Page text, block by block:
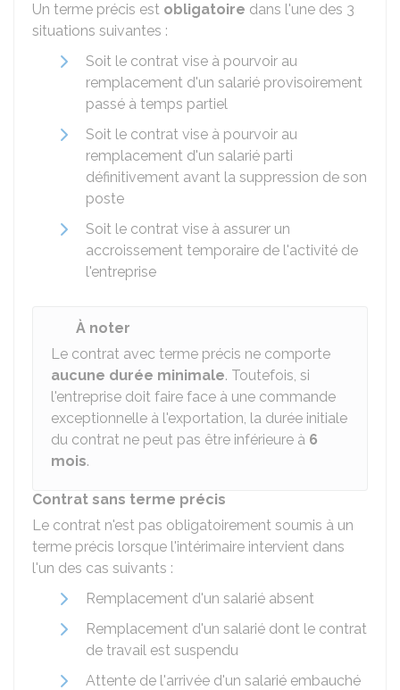
Un terme précis est obligatoire dans l'une des 3
situations suivantes :
Soit le contrat vise à pourvoir au
remplacement d'un salarié provisoirement
passé à temps partiel
Soit le contrat vise à pourvoir au
remplacement d'un salarié parti
définitivement avant la suppression de son
poste
Soit le contrat vise à assurer un
accroissement temporaire de l'activité de
l'entreprise
À noter
Le contrat avec terme précis ne comporte
aucune durée minimale. Toutefois, si
l'entreprise doit faire face à une commande
exceptionnelle à l'exportation, la durée initiale
du contrat ne peut pas être inférieure à 6
mois.
Contrat sans terme précis
Le contrat n'est pas obligatoirement soumis à un
terme précis lorsque l'intérimaire intervient dans
l'un des cas suivants :
Remplacement d'un salarié absent
Remplacement d'un salarié dont le contrat
de travail est suspendu
Attente de l'arrivée d'un salarié embauché